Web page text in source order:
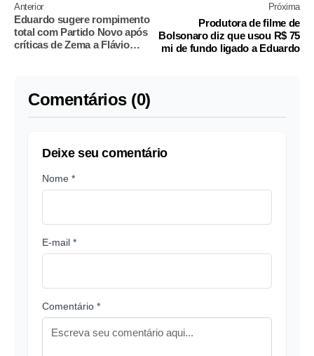
Anterior
Eduardo sugere rompimento
total com Partido Novo após
críticas de Zema a Flávio
Próxima
Produtora de filme de
Bolsonaro diz que usou R$ 75
mi de fundo ligado a Eduardo
Comentários (0)
Deixe seu comentário
Nome *
E-mail *
Comentário *